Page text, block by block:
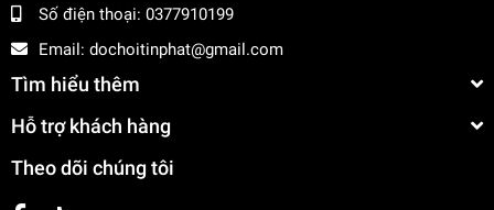
Số điện thoại: 0377910199
Email: dochoitinphat@gmail.com
Tìm hiểu thêm
Hỗ trợ khách hàng
Theo dõi chúng tôi